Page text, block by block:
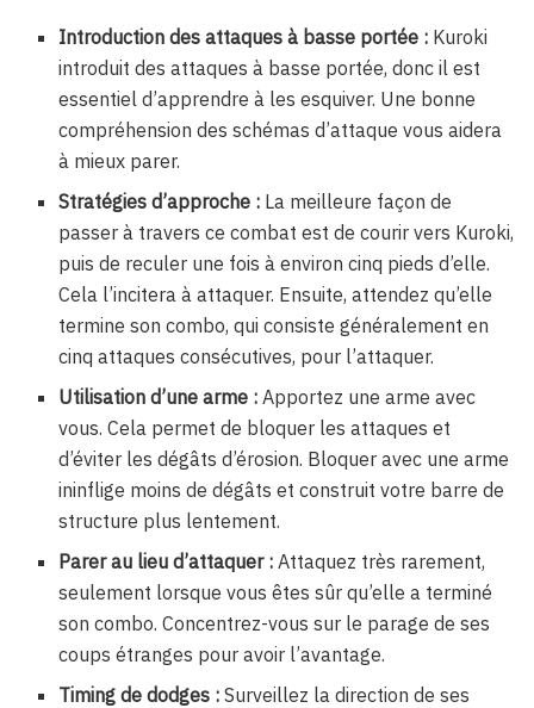
Introduction des attaques à basse portée : Kuroki
introduit des attaques à basse portée, donc il est
essentiel d’apprendre à les esquiver. Une bonne
compréhension des schémas d’attaque vous aidera
à mieux parer.
Stratégies d’approche : La meilleure façon de
passer à travers ce combat est de courir vers Kuroki,
puis de reculer une fois à environ cinq pieds d’elle.
Cela l’incitera à attaquer. Ensuite, attendez qu’elle
termine son combo, qui consiste généralement en
cinq attaques consécutives, pour l’attaquer.
Utilisation d’une arme : Apportez une arme avec
vous. Cela permet de bloquer les attaques et
d’éviter les dégâts d’érosion. Bloquer avec une arme
ininflige moins de dégâts et construit votre barre de
structure plus lentement.
Parer au lieu d’attaquer : Attaquez très rarement,
seulement lorsque vous êtes sûr qu’elle a terminé
son combo. Concentrez-vous sur le parage de ses
coups étranges pour avoir l’avantage.
Timing de dodges : Surveillez la direction de ses